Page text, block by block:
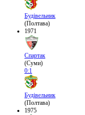
Будівельник
(Полтава)
1971
Спартак
(Суми)
0:1
Будівельник
(Полтава)
1975